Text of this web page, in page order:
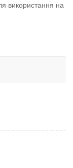
використання на